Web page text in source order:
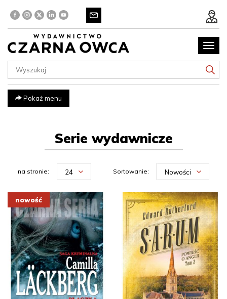
menu
Pokaż menu
Serie wydawnicze
na stronie: 24 Sortowanie: Nowości